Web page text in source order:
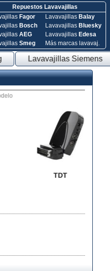
Repuestos Lavavajillas
Fagor
Bosch
AEG
Smeg
Lavavajillas Balay
Lavavajillas Bluesky
Lavavajillas Edesa
Más marcas lavavaj.
Lavavajillas Siemens
TDT